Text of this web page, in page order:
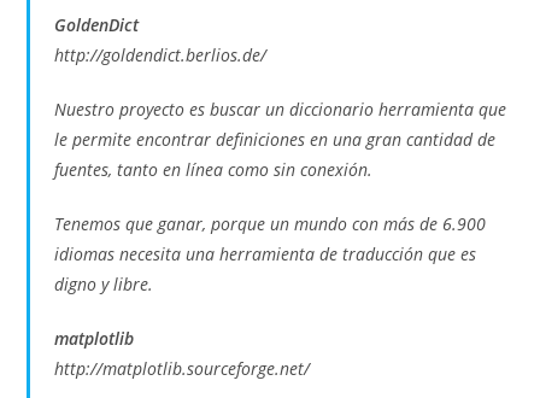
GoldenDict
http://goldendict.berlios.de/
Nuestro proyecto es buscar un diccionario herramienta que
le permite encontrar definiciones en una gran cantidad de
fuentes, tanto en línea como sin conexión.
Tenemos que ganar, porque un mundo con más de 6.900
idiomas necesita una herramienta de traducción que es
digno y libre.
matplotlib
http://matplotlib.sourceforge.net/